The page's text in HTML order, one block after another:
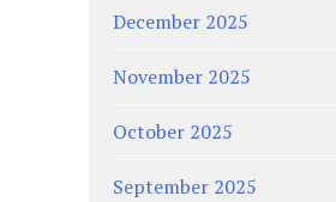
December 2025
November 2025
October 2025
September 2025